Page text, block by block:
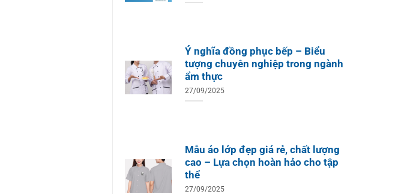
Ý nghĩa đồng phục bếp – Biểu
tượng chuyên nghiệp trong ngành
ẩm thực
27/09/2025
Mẫu áo lớp đẹp giá rẻ, chất lượng
cao – Lựa chọn hoàn hảo cho tập
thể
27/09/2025